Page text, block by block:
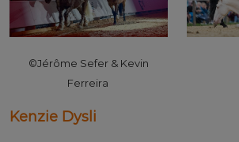
©Jérôme Sefer & Kevin
Ferreira
Kenzie Dysli